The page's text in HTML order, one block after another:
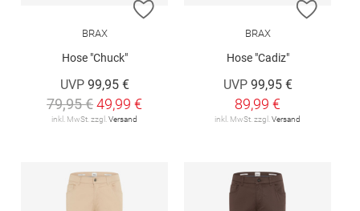
ZUR WUNSCHLISTE HINZUFÜGEN
BRAX
Hose "Chuck"
UVP 99,95 €
79,95 €49,99 €
inkl. MwSt. zzgl. Versand
ZUR
BRAX
Hose "Cadiz"
UVP 99,95 €
89,99 €
inkl. MwSt. zzgl. Versand